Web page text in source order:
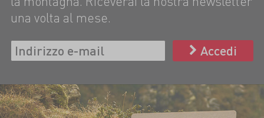
una volta al mese.
Accedi